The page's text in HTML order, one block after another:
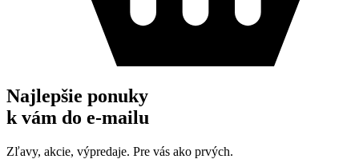
Najlepšie ponuky
k vám do e-mailu
Zľavy, akcie, výpredaje. Pre vás ako prvých.